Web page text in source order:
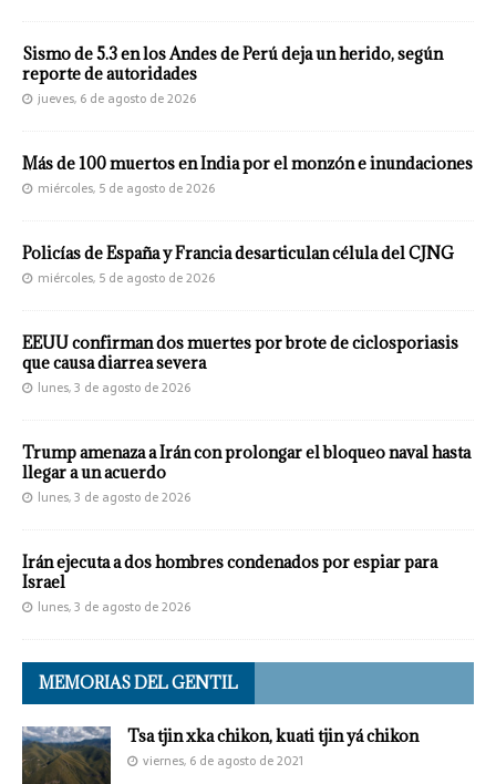
Sismo de 5.3 en los Andes de Perú deja un herido, según
reporte de autoridades
jueves, 6 de agosto de 2026
Más de 100 muertos en India por el monzón e inundaciones
miércoles, 5 de agosto de 2026
Policías de España y Francia desarticulan célula del CJNG
miércoles, 5 de agosto de 2026
EEUU confirman dos muertes por brote de ciclosporiasis
que causa diarrea severa
lunes, 3 de agosto de 2026
Trump amenaza a Irán con prolongar el bloqueo naval hasta
llegar a un acuerdo
lunes, 3 de agosto de 2026
Irán ejecuta a dos hombres condenados por espiar para
Israel
lunes, 3 de agosto de 2026
MEMORIAS DEL GENTIL
Tsa tjin xka chikon, kuati tjin yá chikon
viernes, 6 de agosto de 2021